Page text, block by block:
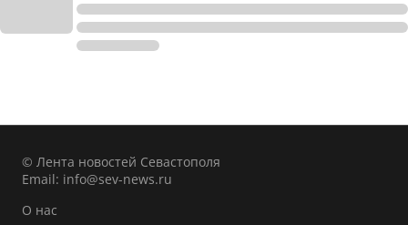
© Лента новостей Севастополя
Email: info@sev-news.ru
О нас